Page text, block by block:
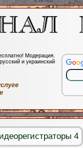
Модерация.
и украинский
4